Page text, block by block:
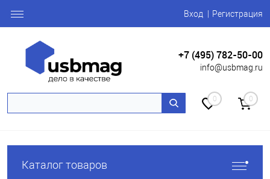
Вход Регистрация
+7 (495) 782-50-00
info@usbmag.ru
0 0
Каталог товаров